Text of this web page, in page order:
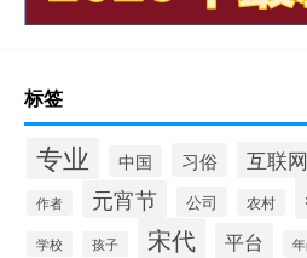
标签
专业 中国 习俗 互联网
作者 元宵节 公司 农村
学校 孩子 宋代 平台